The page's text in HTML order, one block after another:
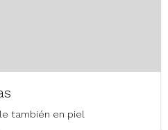
también en piel